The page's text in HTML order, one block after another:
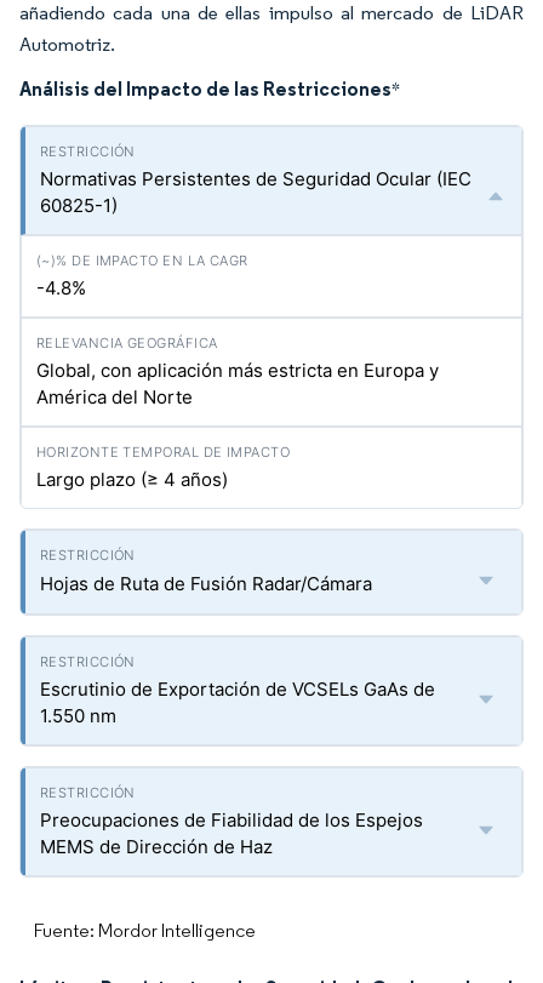
añadiendo cada una de ellas impulso al mercado de LiDAR
Automotriz.
Análisis del Impacto de las Restricciones*
Normativas Persistentes de Seguridad Ocular (IEC
60825-1)
-4.8%
Global, con aplicación más estricta en Europa y
América del Norte
Largo plazo (≥ 4 años)
Hojas de Ruta de Fusión Radar/Cámara
Escrutinio de Exportación de VCSELs GaAs de
1.550 nm
Preocupaciones de Fiabilidad de los Espejos
MEMS de Dirección de Haz
Fuente: Mordor Intelligence